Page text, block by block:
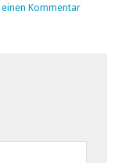
einen Kommentar